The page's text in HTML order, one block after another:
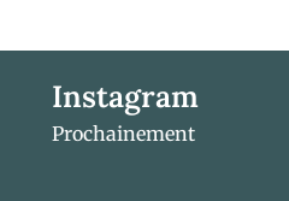
Instagram
Prochainement